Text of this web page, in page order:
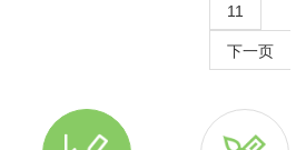
11
下一页